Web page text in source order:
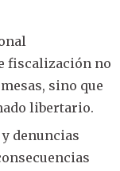
fiscalización no
sino que
libertario.
denuncias